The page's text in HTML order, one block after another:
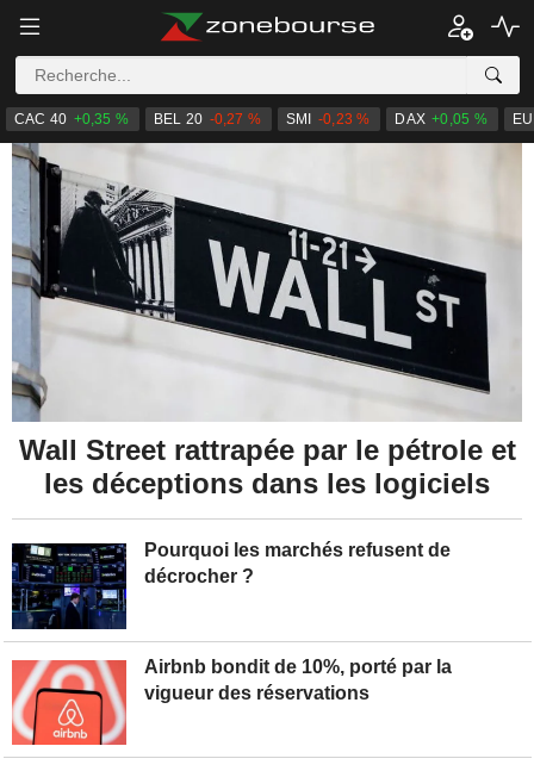
CAC 40 +0,35 % BEL 20 -0,27 % SMI -0,23 % DAX +0,05 %
Pourquoi les marchés refusent de
décrocher ?
Airbnb bondit de 10%, porté par la
vigueur des réservations
Wall Street rattrapée par le pétrole et
les déceptions dans les logiciels